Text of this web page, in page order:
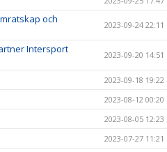
och
2023-09-24 22:11
Intersport
2023-09-20 14:51
2023-09-18 19:22
2023-08-12 00:20
2023-08-05 12:23
2023-07-27 11:21